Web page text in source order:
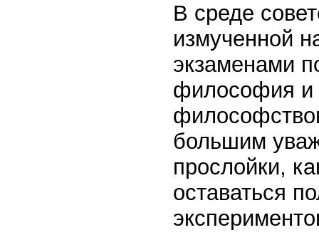
В среде
измученной
экзаменами
философия и
большим
прослойки,
оставаться